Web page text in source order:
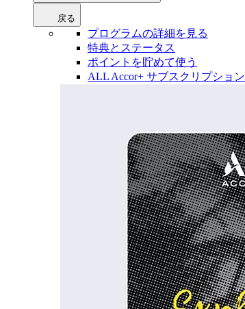
戻る
プログラムの詳細を見る
特典とステータス
ポイントを貯めて使う
ALL Accor+ サブスクリプション